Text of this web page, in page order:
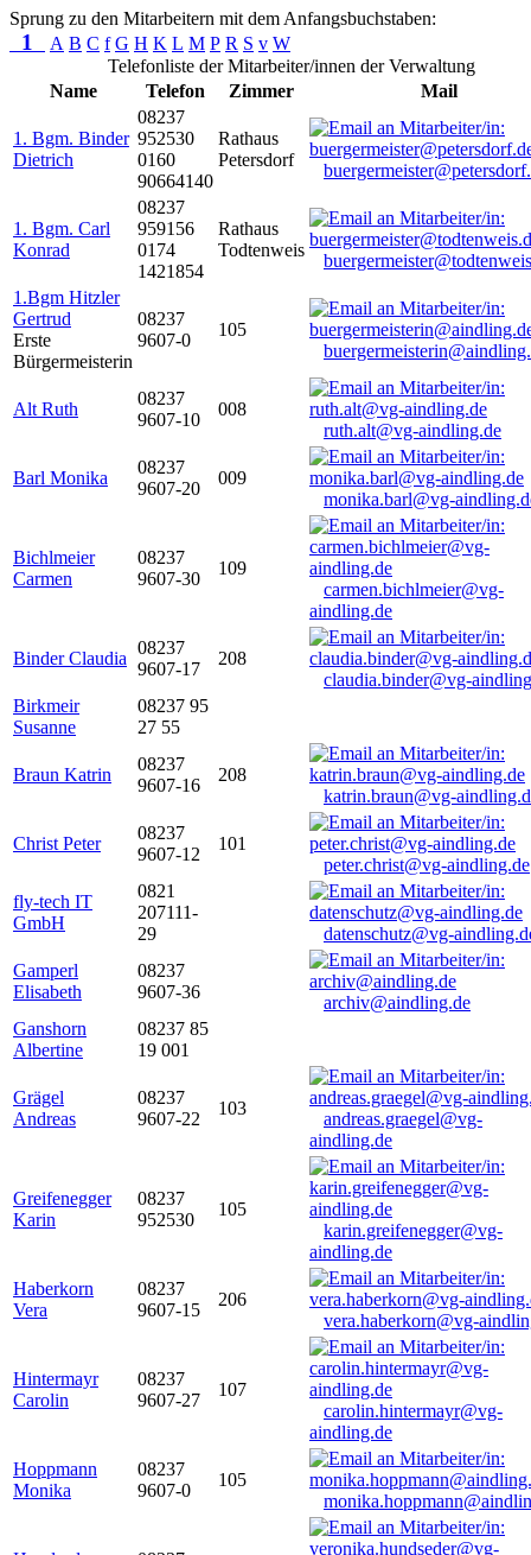
Sprung zu den Mitarbeitern mit dem Anfangsbuchstaben:
1 A B C f G H K L M P R S v W
Telefonliste der Mitarbeiter/innen der Verwaltung
Name
Telefon Zimmer Mail
1. Bgm. Binder
Dietrich
08237
952530
0160
90664140
Rathaus
Petersdorf
1. Bgm. Carl
Konrad
08237
959156
0174
1421854
Rathaus
Todtenweis
1.Bgm Hitzler
Gertrud
Erste
Bürgermeisterin
08237
9607-0
105
Alt Ruth
08237
9607-10
008
ruth.alt@vg-aindling.de
Barl Monika
08237
9607-20
009
monika.barl@vg-
Bichlmeier
Carmen
08237
9607-30
109
carmen.bichlmeier@vg-
aindling.de
Binder Claudia
08237
9607-17
208
claudia.binder@vg-
Birkmeir
Susanne
08237 95
27 55
Braun Katrin
08237
9607-16
208
katrin.braun@vg-
Christ Peter
08237
9607-12
101
peter.christ@vg-aindling.de
fly-tech IT
GmbH
0821
207111-
29
datenschutz@vg-
Gamperl
Elisabeth
08237
9607-36
archiv@aindling.de
Ganshorn
Albertine
08237 85
19 001
Grägel
Andreas
08237
9607-22
103
andreas.graegel@vg-
aindling.de
Greifenegger
Karin
08237
952530
105
karin.greifenegger@vg-
aindling.de
Haberkorn
Vera
08237
9607-15
206
vera.haberkorn@vg-
Hintermayr
Carolin
08237
9607-27
107
carolin.hintermayr@vg-
aindling.de
Hoppmann
Monika
08237
9607-0
105